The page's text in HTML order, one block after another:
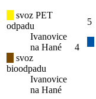
svoz PET
odpadu
Ivanovice
na Hané
svoz
bioodpadu
Ivanovice
na Hané
4
5